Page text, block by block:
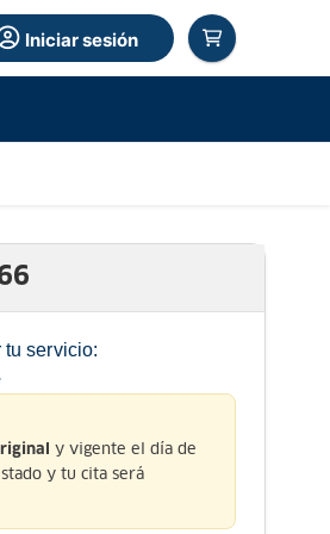
Iniciar sesión
servicio:
y vigente el día de
y tu cita será